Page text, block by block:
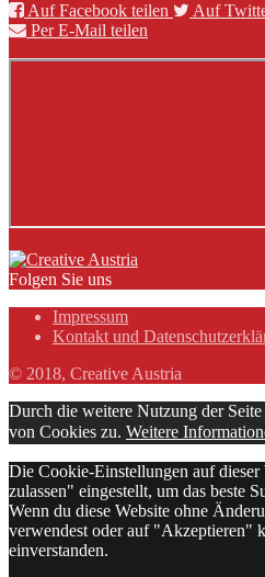
Auf Facebook teilen
Auf
Per E-Mail teilen
Folgen Sie uns
Impressum
Kontakt und
© 2018, Creative Austria
Durch die weitere Nutzung der
von Cookies zu. Weitere
Die Cookie-Einstellungen auf
zulassen" eingestellt, um das beste
Wenn du diese Website ohne
verwendest oder auf "Akzeptieren"
einverstanden.